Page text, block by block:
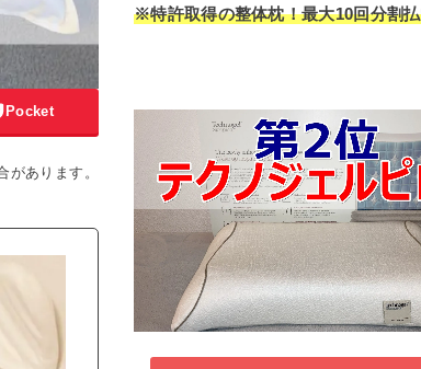
Pocket
あります。
※特許取得の整体枕！最大10回分割